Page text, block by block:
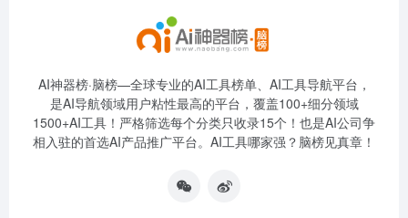
AI神器榜·脑榜—全球专业的AI工具榜单、AI工具导航平台，
是AI导航领域用户粘性最高的平台，覆盖100+细分领域
1500+AI工具！严格筛选每个分类只收录15个！也是AI公司争
相入驻的首选AI产品推广平台。AI工具哪家强？脑榜见真章！